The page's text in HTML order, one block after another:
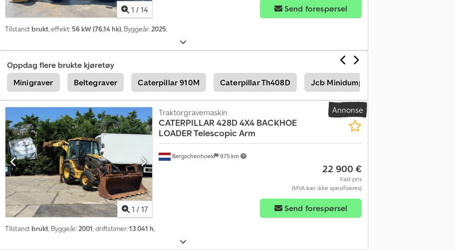
o
n
e
1 / 14 Send forespørsel
Tilstand: brukt, effekt: 56 kW (76,14 hk), Byggeår:2025,
Oppdag flere brukte kjøretøy
Minigraver
Beltegraver Caterpillar 910M Caterpillar Th408D Jcb Minidumper
Annonse
1 / 17
Bergschenhoek 975 km
Traktorgravemaskin
CATERPILLAR 428D 4X4 BACKHOE
LOADER Telescopic Arm
22 900 €
Fast pris
(MVA kan ikke spesifiseres)
Send forespørsel
Tilstand: brukt, Byggeår:2001, driftstimer:13 041 h,